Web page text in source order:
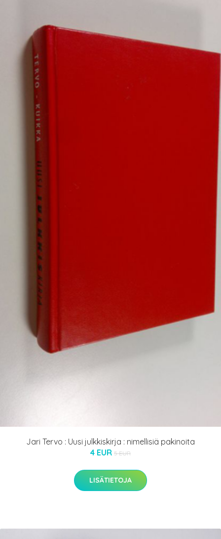
Jari Tervo : Uusi julkkiskirja : nimellisiä pakinoita
4 EUR 5 EUR
LISÄTIETOJA